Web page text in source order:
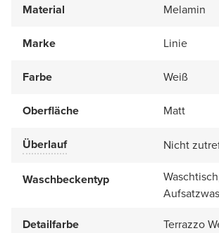
Material Melamin
Marke Linie
Farbe Weiß
Oberfläche Matt
Überlauf Nicht
Waschbeckentyp
Detailfarbe
Terrazzo